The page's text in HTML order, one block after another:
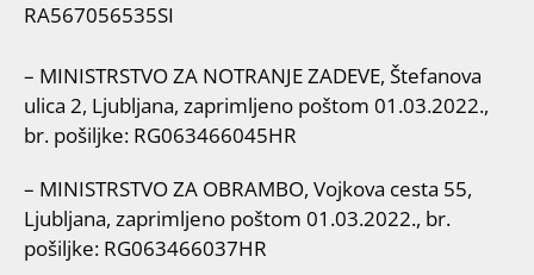
RA567056535SI
– MINISTRSTVO ZA NOTRANJE ZADEVE, Štefanova
ulica 2, Ljubljana, zaprimljeno poštom 01.03.2022.,
br. pošiljke: RG063466045HR
– MINISTRSTVO ZA OBRAMBO, Vojkova cesta 55,
Ljubljana, zaprimljeno poštom 01.03.2022., br.
pošiljke: RG063466037HR